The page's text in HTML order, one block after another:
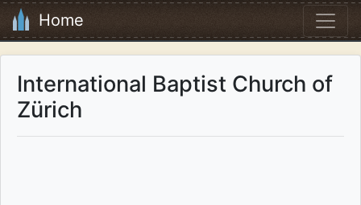
Home
International Baptist Church of
Zürich